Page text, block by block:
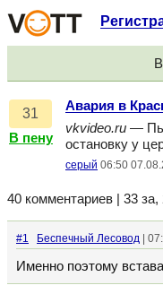
31
В пену
Авария в
vkvideo.ru —
остановку у
серый 06:50
40 комментариев | 33 за,
#1 Беспечный Лесовод |
Именно поэтому